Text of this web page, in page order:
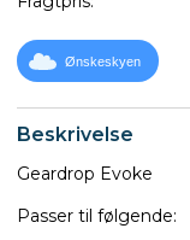
Beskrivelse
Geardrop Evoke
Passer til følgende:
Ønskeskyen